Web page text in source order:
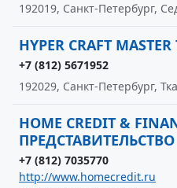
192019, Санкт-Петербург,
HYPER CRAFT
+7 (812) 5671952
192029, Санкт-Петербург,
HOME CREDIT &
ПРЕДСТАВИТЕЛЬСТВО
+7 (812) 7035770
http://www.homecredit.ru